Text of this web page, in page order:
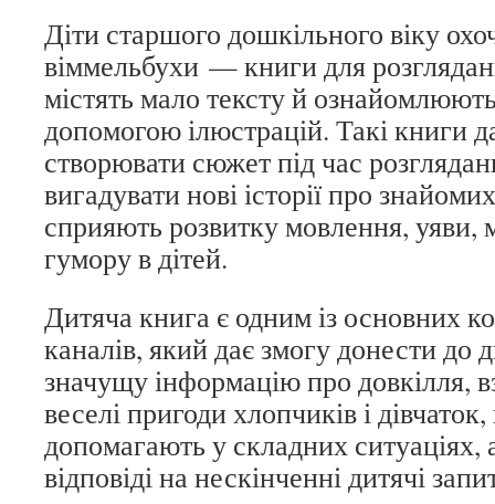
Діти старшого дошкільного віку
віммельбухи — книги для
містять мало тексту й
допомогою ілюстрацій. Такі книги
створювати сюжет під час
вигадувати нові історії про
сприяють розвитку мовлення, уяви,
гумору в дітей.
Дитяча книга є одним із основних
каналів, який дає змогу донести до
значущу інформацію про довкілля,
веселі пригоди хлопчиків і дівчаток,
допомагають у складних ситуаціях,
відповіді на нескінченні дитячі